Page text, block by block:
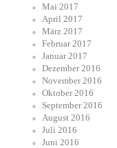
Mai 2017
April 2017
März 2017
Februar 2017
Januar 2017
Dezember 2016
November 2016
Oktober 2016
September 2016
August 2016
Juli 2016
Juni 2016